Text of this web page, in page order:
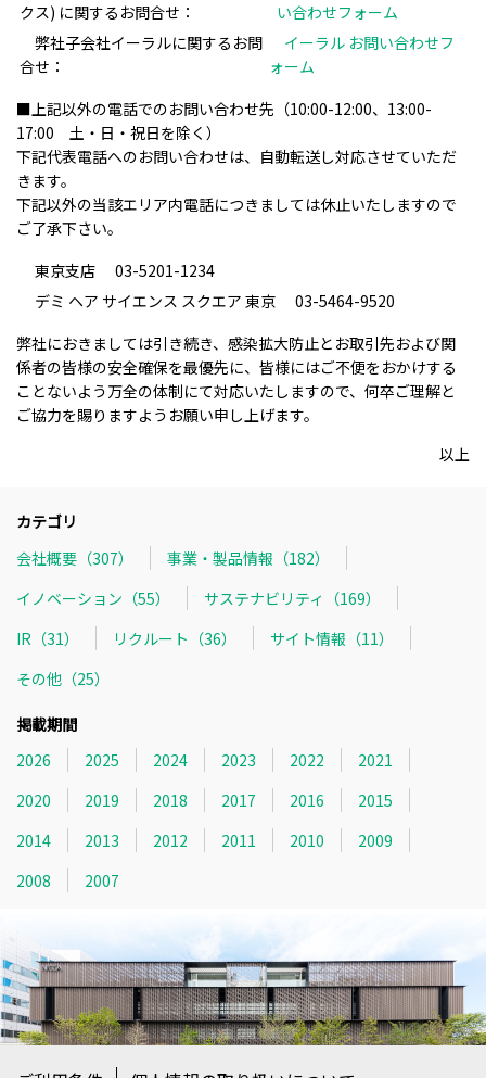
クス) に関するお問合せ：
い合わせフォーム
弊社子会社イーラルに関するお問
合せ：
イーラル お問い合わせフ
ォーム
■上記以外の電話でのお問い合わせ先（10:00-12:00、13:00-
17:00 土・日・祝日を除く）
下記代表電話へのお問い合わせは、自動転送し対応させていただ
きます。
下記以外の当該エリア内電話につきましては休止いたしますので
ご了承下さい。
東京支店
03-5201-1234
デミ ヘア サイエンス スクエア 東京
03-5464-9520
弊社におきましては引き続き、感染拡大防止とお取引先および関
係者の皆様の安全確保を最優先に、皆様にはご不便をおかけする
ことないよう万全の体制にて対応いたしますので、何卒ご理解と
ご協力を賜りますようお願い申し上げます。
以上
カテゴリ
会社概要（307）
事業・製品情報（182）
イノベーション（55）
サステナビリティ（169）
IR（31）
リクルート（36）
サイト情報（11）
その他（25）
掲載期間
2026
2025 2024 2023 2022
2021
2020
2019 2018 2017 2016
2015
2014
2013 2012 2011 2010
2009
2008
2007